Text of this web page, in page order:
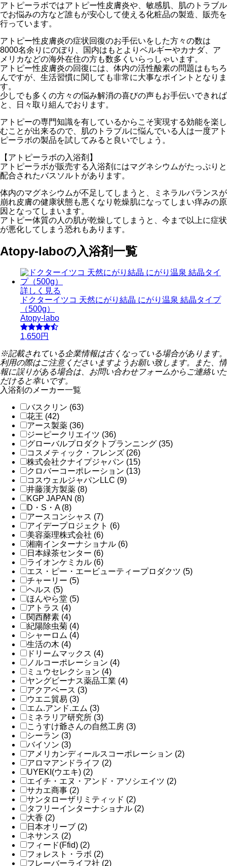
アトピーラボではアトピー性皮膚炎や、敏感肌、肌のトラブル
でお悩みの方など誰もが安心して使える化粧品の製造、販売を
行っています。
アトピー性皮膚炎の症状回復のお手伝いをした方々の数は
8000名余りにのぼり、国内はもとよりベルギーやカナダ、ア
メリカなどの海外在住の方も数多くいらっしゃいます。
アトピー性皮膚炎の回復には、体内の活性酸素の問題はもちろ
んですが、生活習慣に関しても非常に大事なポイントとなりま
す。
少しでも多くの方々の悩み解消の喜びの声もお手伝いできれば
と、日々取り組んでおります。
アトピーの専門知識を有しているからこそ実現する効能を楽し
むことが出来るので、肌のトラブルに悩んでいる人は一度アト
ピーラボの製品を試してみると良いでしょう。
【アトピーラボの入浴剤】
アトピーラボが販売する入浴剤にはマグネシウムがたっぷりと
配合されたバスソルトがあります。
体内のマグネシウムが不足してしまうと、ミネラルバランスが
崩れ皮膚の健康状態も悪くなり乾燥肌になってしまい痒みの原
因となってしまいます。
アトピー体質の人の肌が乾燥してしまうと、今まで以上に症状
が悪化してしまう恐れもあります。
Atopy-laboの入浴剤一覧
詳しく見る
ドクターイツコ 天然にがり結晶 にがり温泉 結晶タイプ
（500g）
Atopy-labo
1,650円
※記載されている企業情報は古くなっている場合があります。
利用の際はご注意くださいますようお願い致します。また、情
報に誤りがある場合は、お問い合わせフォームからご連絡いた
だけると幸いです。
入浴剤のメーカー一覧
バスクリン (63)
花王 (42)
アース製薬 (36)
ジーピークリエイツ (36)
グローバルプロダクトプランニング (35)
コスメティック・フレンズ (26)
株式会社クナイプジャパン (15)
クロバーコーポレーション (13)
コスウェルジャパンLLC (9)
井藤漢方製薬 (8)
KGP JAPAN (8)
D・S・A (8)
アースコンシャス (7)
アイデープロジェクト (6)
美容薬理株式会社 (6)
湘南インターナショナル (6)
日本緑茶センター (6)
ライオンケミカル (6)
エス・ピー・エービューティープロダクツ (5)
チャーリー (5)
ヘルス (5)
ほんやら堂 (5)
アトラス (4)
関西酵素 (4)
紀陽除虫菊 (4)
シャーロム (4)
生活の木 (4)
ドリームマックス (4)
ノルコーポレーション (4)
ミュウセレクション (4)
ヤングビーナス薬品工業 (4)
アクアベース (3)
ウエニ貿易 (3)
エム.アンド.エム (3)
ミネラリア研究所 (3)
こうすけ爺さんの自然工房 (3)
シーラン (3)
バイソン (3)
アメリカンディールスコーポレーション (2)
アロマアンドライフ (2)
UYEKI(ウエキ) (2)
エイチ・エヌ・アンド・アソシエイツ (2)
サカエ商事 (2)
サンタローザリミティッド (2)
タフリーインターナショナル (2)
大香 (2)
日本オリーブ (2)
ネサンス (2)
フィード(Ffid) (2)
フォレスト・ラボ (2)
フレーバーライフ社 (2)